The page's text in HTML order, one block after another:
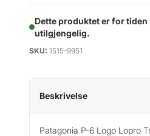
Dette produktet er for
utilgjengelig.
SKU: 1515-9951
Beskrivelse
Patagonia P-6 Logo Lopro